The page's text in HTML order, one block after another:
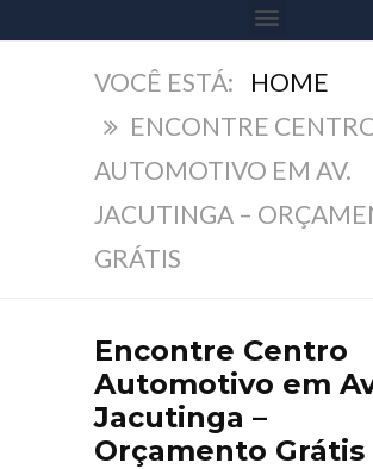
HOME
ENCONTRE
AUTOMOTIVO EM AV.
JACUTINGA –
GRÁTIS
Encontre Centro
Automotivo em
Jacutinga –
Orçamento Grátis